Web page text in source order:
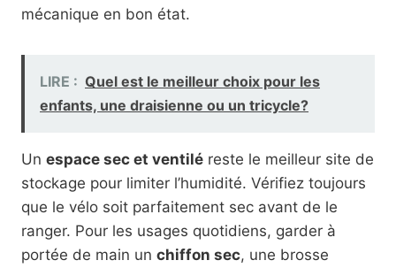
mécanique en bon état.
LIRE : Quel est le meilleur choix pour les
enfants, une draisienne ou un tricycle?
Un espace sec et ventilé reste le meilleur site de
stockage pour limiter l’humidité. Vérifiez toujours
que le vélo soit parfaitement sec avant de le
ranger. Pour les usages quotidiens, garder à
portée de main un chiffon sec, une brosse